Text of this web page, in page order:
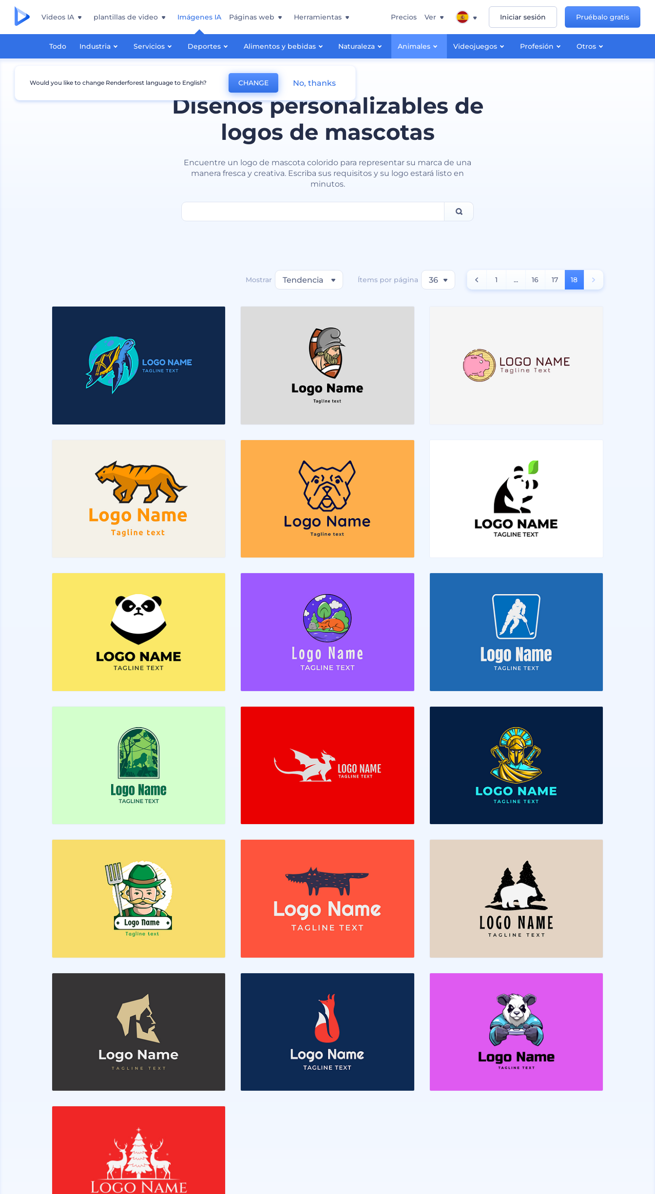
Videos IA plantillas de video Imágenes IA
Todo Industria Servicios Deportes Alimentos y bebidas Naturaleza Animales Videojuegos Profesión Otros
Páginas web Herramientas Precios Ver Iniciar sesión Pruébalo gratis
Diseños personalizables de
logos de mascotas
Encuentre un logo de mascota colorido para representar su marca de una
manera fresca y creativa. Escriba sus requisitos y su logo estará listo en
minutos.
Mostrar Tendencia Ítems por página 36 1 ... 16 17 18
Would you like to change Renderforest language to English? CHANGE No, thanks